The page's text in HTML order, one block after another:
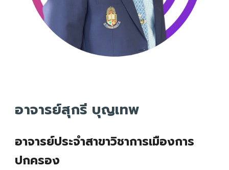
อาจารย์สุกรี บุญเทพ
อาจารย์ประจำสาขาวิชาการเมืองการ
ปกครอง